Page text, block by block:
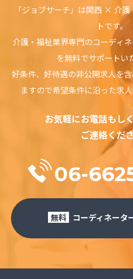
如何なる状況においても当社は、第三
本ソフトウェアまたはサービスの利
に対する責任を一切負いません。こ
そのような損害の可能性について通
も、それが保証、契約、故意または
の他に基づいているかどうかによらず
果的、特殊、懲戒的および懲罰的損
用されます。この責任の制約は、損
も含め、本ソフトウェアまたはサービ
び依存の結果であるか、本ソフトウ
できないためか、本ソフトウェアま
停止、終了のいずれかの結果かにか
この責任の制約は、権利侵害の防止方
履行にかかわらず法律で許容された
禁止事項
利用者は、ジョブサーチにおいて以下
ません。
・第三者の著作権、商標権、プライバ
の法的権利を侵害する行為
・犯罪的行為に結びつく行為
・反社会的活動に関する行為
・法令、公序良俗に反する行為、また
・ジョブサーチで得た情報を利用して
「ジョブサーチ」は関西 × 介
トです。
介護・福祉業界専門のコーディ
を無料でサポートい
好条件、好待遇の⾮公開求⼈を
ますので希望条件に沿った求
お気軽にお電話もし
ご連絡くだ
06-
無料 コーディネータ